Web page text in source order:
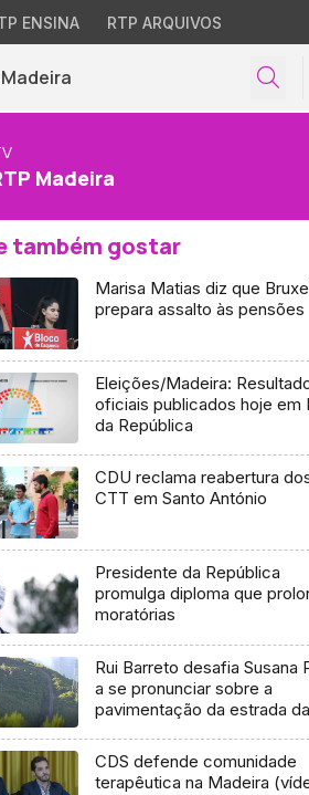
ENSINA RTP ARQUIVOS
Madeira
Madeira
também gostar
Marisa Matias diz que
prepara assalto às pensões
Eleições/Madeira:
oficiais publicados hoje em
da República
CDU reclama reabertura
CTT em Santo António
Presidente da República
promulga diploma que
moratórias
Rui Barreto desafia Susana
a se pronunciar sobre a
pavimentação da estrada
CDS defende comunidade
terapêutica na Madeira